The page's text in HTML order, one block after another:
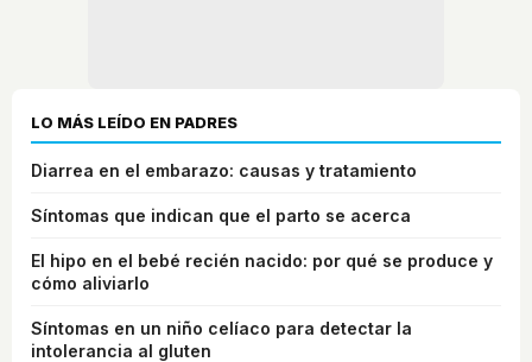
LO MÁS LEÍDO EN PADRES
Diarrea en el embarazo: causas y tratamiento
Síntomas que indican que el parto se acerca
El hipo en el bebé recién nacido: por qué se produce y
cómo aliviarlo
Síntomas en un niño celíaco para detectar la
intolerancia al gluten